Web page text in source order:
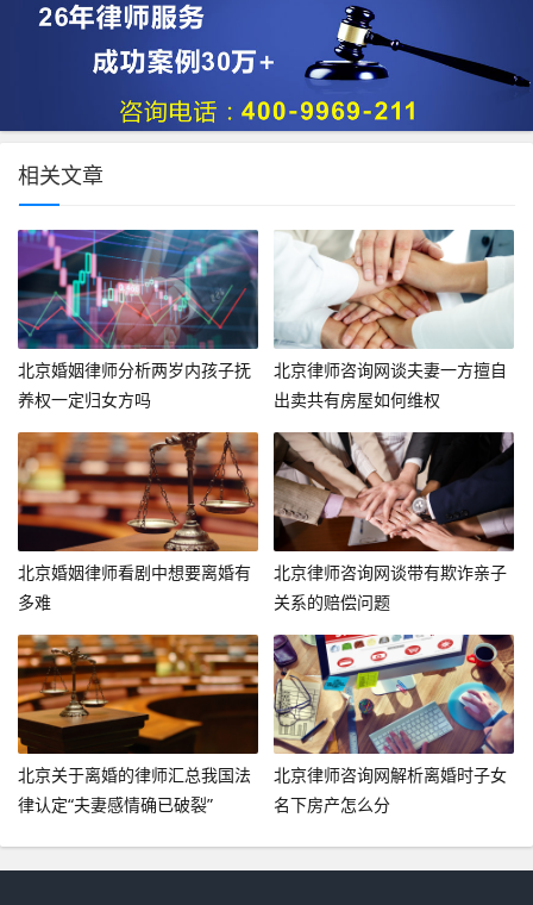
相关文章
北京婚姻律师分析两岁内孩子抚
养权一定归女方吗
北京律师咨询网谈夫妻一方擅自
出卖共有房屋如何维权
北京婚姻律师看剧中想要离婚有
多难
北京律师咨询网谈带有欺诈亲子
关系的赔偿问题
北京关于离婚的律师汇总我国法
律认定“夫妻感情确已破裂”
北京律师咨询网解析离婚时子女
名下房产怎么分